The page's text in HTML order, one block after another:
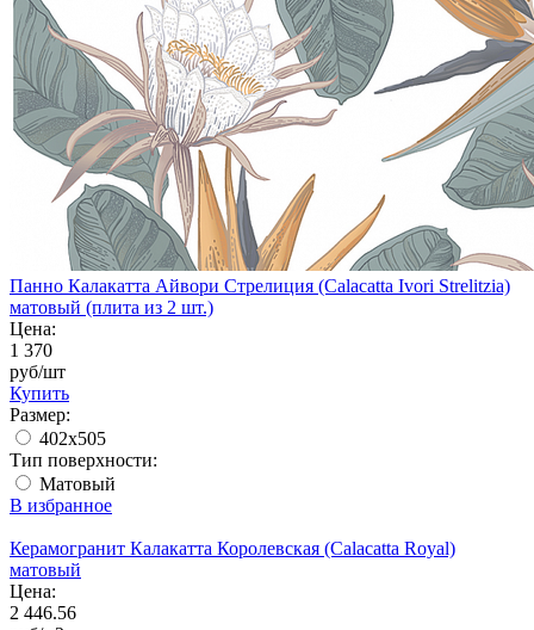
Панно Калакатта Айвори Стрелиция (Calacatta Ivori Strelitzia)
матовый (плита из 2 шт.)
Цена:
1 370
руб/шт
Купить
Размер:
402x505
Тип поверхности:
Матовый
В избранное
Керамогранит Калакатта Королевская (Calacatta Royal)
матовый
Цена:
2 446.56